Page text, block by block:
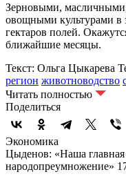
Зерновыми,
овощными культурами в
гектаров полей.
ближайшие месяцы.
Текст: Ольга Цыкарева
регион животноводство
Читать полностью
Поделиться
Экономика
Цыденов: «Наша главная
народопреумножение»